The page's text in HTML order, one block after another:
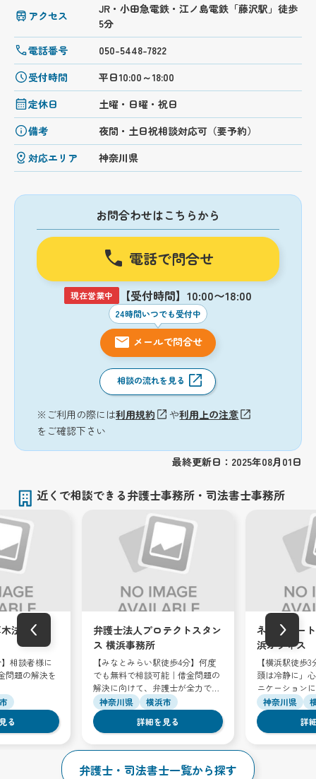
アクセス
JR・小田急電鉄・江ノ島電鉄「藤沢駅」徒歩
5分
電話番号
050-5448-7822
受付時間
平日10:00～18:00
定休日
土曜・日曜・祝日
備考
夜間・土日祝相談対応可（要予約）
対応エリア
神奈川県
お問合わせはこちらから
電話で問合せ
現在営業中 【受付時間】10:00〜18:00
24時間いつでも受付中
メールで問合せ
相談の流れを見る
※ご利用の際には利用規約 や利用上の注意
をご確認下さい
最終更新日：2025年08月01日
近くで相談できる弁護士事務所・司法書士事務所
法律事務
相談者様に
問題の解決を
る
弁護士法人プロテクトスタン
ス 横浜事務所
【みなとみらい駅徒歩4分】何度
でも無料で相談可能｜借金問題の
解決に向けて、弁護士が全力で取
り組みます
神奈川県
横浜市
詳細を見る
ネクスパー
浜オフィス
【横浜駅徒歩
頭は冷静に」
ニケーション
神奈川県
詳
‹ ›
弁護士・司法書士一覧から探す